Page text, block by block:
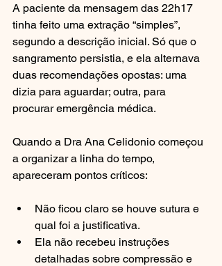
A paciente da mensagem das 22h17
tinha feito uma extração “simples”,
segundo a descrição inicial. Só que o
sangramento persistia, e ela alternava
duas recomendações opostas: uma
dizia para aguardar; outra, para
procurar emergência médica.
Quando a Dra Ana Celidonio começou
a organizar a linha do tempo,
apareceram pontos críticos:
Não ficou claro se houve sutura e
qual foi a justificativa.
Ela não recebeu instruções
detalhadas sobre compressão e